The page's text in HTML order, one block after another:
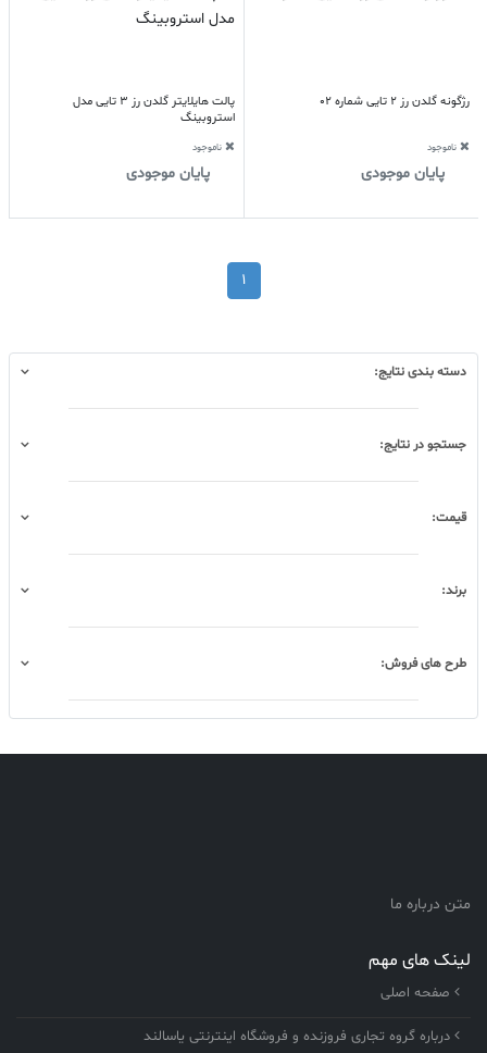
رژگونه گلدن رز 2 تایی شماره 02
ناموجود
پایان موجودی
پالت هایلایتر گلدن رز 3 تایی مدل
استروبینگ
ناموجود
پایان موجودی
دسته بندی نتایج:
جستجو در نتایج:
قیمت:
برند:
طرح های فروش:
متن درباره ما
لینک های مهم
صفحه اصلی
درباره گروه تجاری فروزنده و فروشگاه اینترنتی یاسالند